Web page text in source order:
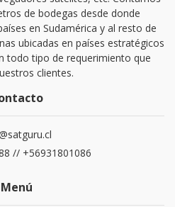
de bodegas desde donde
en Sudamérica y al resto de
ubicadas en países estratégicos
todo tipo de requerimiento que
clientes.
// +56931801086
Menú